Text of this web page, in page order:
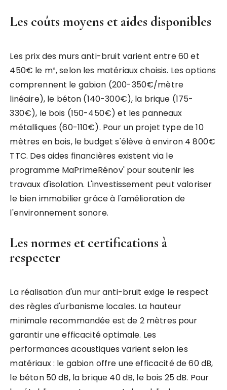
Les coûts moyens et aides disponibles
Les prix des murs anti-bruit varient entre 60 et
450€ le m², selon les matériaux choisis. Les options
comprennent le gabion (200-350€/mètre
linéaire), le béton (140-300€), la brique (175-
330€), le bois (150-450€) et les panneaux
métalliques (60-110€). Pour un projet type de 10
mètres en bois, le budget s'élève à environ 4 800€
TTC. Des aides financières existent via le
programme MaPrimeRénov' pour soutenir les
travaux d'isolation. L'investissement peut valoriser
le bien immobilier grâce à l'amélioration de
l'environnement sonore.
Les normes et certifications à
respecter
La réalisation d'un mur anti-bruit exige le respect
des règles d'urbanisme locales. La hauteur
minimale recommandée est de 2 mètres pour
garantir une efficacité optimale. Les
performances acoustiques varient selon les
matériaux : le gabion offre une efficacité de 60 dB,
le béton 50 dB, la brique 40 dB, le bois 25 dB. Pour